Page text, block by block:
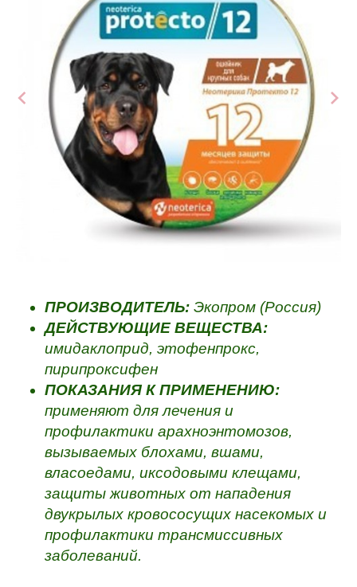
ПРОИЗВОДИТЕЛЬ: Экопром (Россия)
ДЕЙСТВУЮЩИЕ ВЕЩЕСТВА:
имидаклоприд, этофенпрокс,
пирипроксифен
ПОКАЗАНИЯ К ПРИМЕНЕНИЮ:
применяют для лечения и
профилактики арахноэнтомозов,
вызываемых блохами, вшами,
власоедами, иксодовыми клещами,
защиты животных от нападения
двукрылых кровососущих насекомых и
профилактики трансмиссивных
заболеваний.